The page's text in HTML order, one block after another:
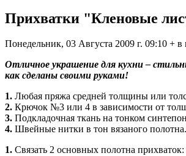
Прихватки "Кленовые
Понедельник, 03 Августа 2009 г. 09:10 + в
Отличное украшение для кухни –
как сделаны своими руками!
1. Любая пряжа средней толщины или
2. Крючок №3 или 4 в зависимости от
3. Подкладочная ткань на тонком
4. Швейные нитки в тон вязаного полотна.
1. Связать 2 основных полотна прихваток: